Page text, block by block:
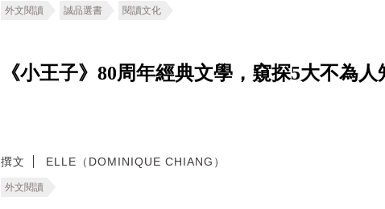
外文閱讀 誠品選書 閱讀文化
《小王子》80周年經典文學，窺探5大不為
撰文 ELLE（DOMINIQUE CHIANG）
外文閱讀